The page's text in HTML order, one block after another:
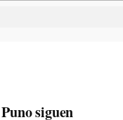
siguen